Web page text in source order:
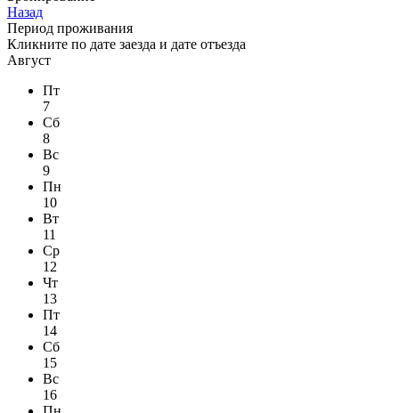
Назад
Период проживания
Кликните по дате заезда и дате отъезда
Август
Пт
7
Сб
8
Вс
9
Пн
10
Вт
11
Ср
12
Чт
13
Пт
14
Сб
15
Вс
16